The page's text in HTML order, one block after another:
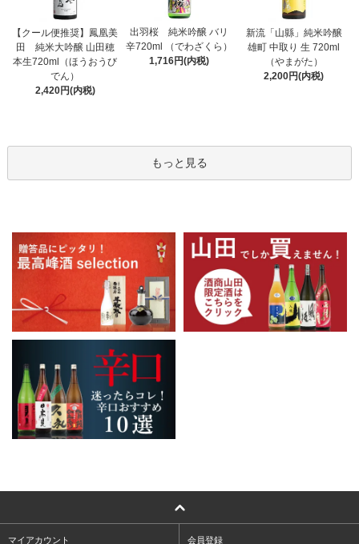
【クール便推奨】鳳凰美
田 純米大吟醸 山田穂
本生720ml（ほうおうび
でん）
2,420円(内税)
出羽桜 純米吟醸 バリ
辛720ml （でわざくら）
1,716円(内税)
新流「山縣」純米吟醸
雄町 中取り 生 720ml
（やまがた）
2,200円(内税)
もっと見る
マイアカウント 会員登録